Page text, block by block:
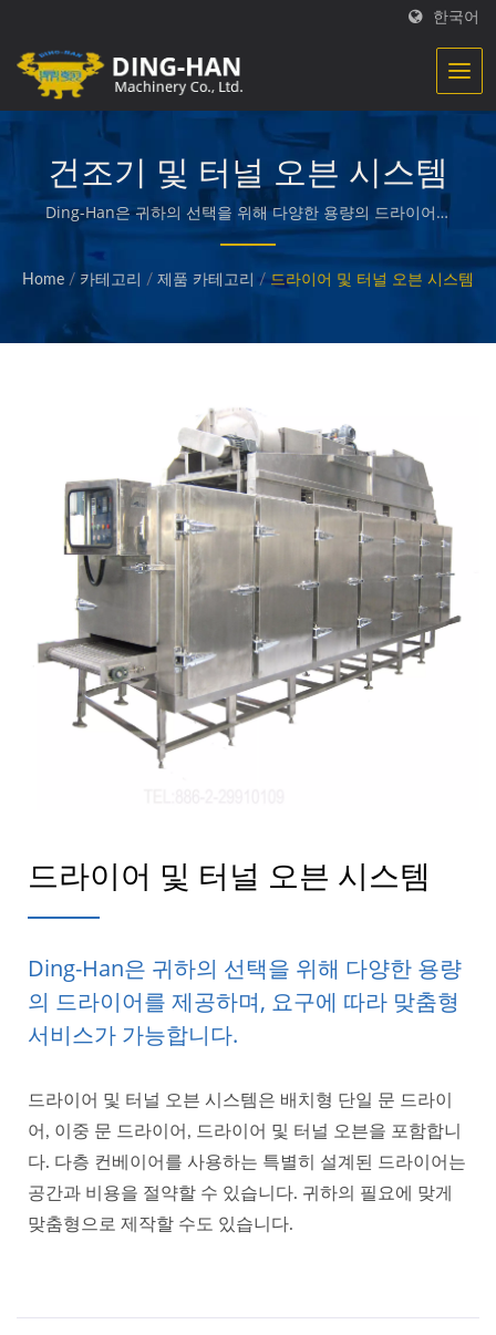
한국어
건조기 및 터널 오븐 시스템
Ding-Han은 귀하의 선택을 위해 다양한 용량의 드라이어를
제공하며, 요구에 따라 맞춤형 서비스가 가능합니다. /
Ding-Han는 식품 가공 장비 제조에 특화되어 있습니다. 우
리는 조리된 고기, 채소 및 해산물, 감자 튀김, 구운 및 튀긴
과자 등 품질 좋은 음식을 만들고 포장하는 기계를 설계, 엔
지니어링 및 제작합니다.
Home / 카테고리 / 제품 카테고리 / 드라이어 및 터널 오븐 시스템
드라이어 및 터널 오븐 시스템
Ding-Han은 귀하의 선택을 위해 다양한 용량
의 드라이어를 제공하며, 요구에 따라 맞춤형
서비스가 가능합니다.
드라이어 및 터널 오븐 시스템은 배치형 단일 문 드라이
어, 이중 문 드라이어, 드라이어 및 터널 오븐을 포함합니
다. 다층 컨베이어를 사용하는 특별히 설계된 드라이어는
공간과 비용을 절약할 수 있습니다. 귀하의 필요에 맞게
맞춤형으로 제작할 수도 있습니다.